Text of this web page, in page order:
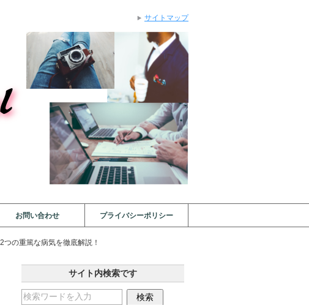
お問い合わせ プライバシーポリシー
の重篤な病気を徹底解説！
サイト内検索です
サイトマップ